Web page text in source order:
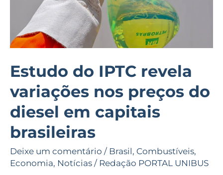
Estudo do IPTC revela
variações nos preços do
diesel em capitais
brasileiras
Deixe um comentário / Brasil, Combustíveis,
Economia, Notícias / Redação PORTAL UNIBUS
preços
do
diesel
em
capitais
brasileiras